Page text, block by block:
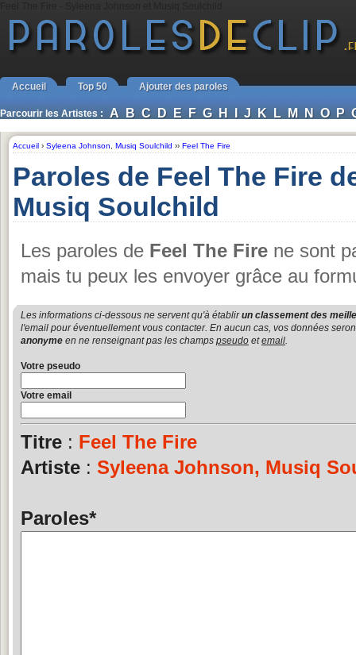
Accueil Top 50 Ajouter des paroles
Parcourir les Artistes : A B C D E F G H I J K L M N O P
Accueil › Syleena Johnson Musiq Soulchild ›› Feel The Fire
Paroles de Feel The Fire
Musiq Soulchild
Les paroles de Feel The Fire ne sont
mais tu peux les envoyer grâce au
Les informations ci-dessous ne servent qu'à établirun classement des
l'email pour éventuellement vous contacter. En aucun cas, vos données
anonyme en ne renseignant pas les champs pseudo etemail.
Votre pseudo
Votre email
Titre : Feel The Fire
Artiste : Syleena Johnson, Musiq
Paroles*